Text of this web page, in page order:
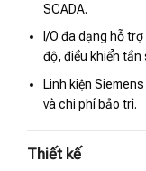
SCADA.
I/O đa dạng hỗ
độ, điều khiển tần
Linh kiện
và chi phí bảo trì.
Thiết kế